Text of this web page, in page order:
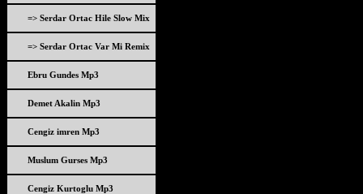
=> Serdar Ortac Hile Slow Mix
=> Serdar Ortac Var Mi Remix
Ebru Gundes Mp3
Demet Akalin Mp3
Cengiz imren Mp3
Muslum Gurses Mp3
Cengiz Kurtoglu Mp3